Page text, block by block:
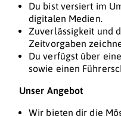
Du bist versiert im
digitalen Medien.
Zuverlässigkeit und
Zeitvorgaben
Du verfügst über
sowie einen
Unser Angebot
Wir bieten dir die